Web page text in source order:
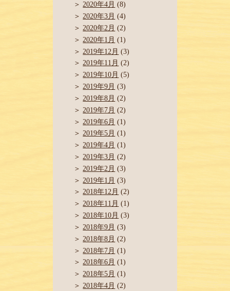
2020年4月 (8)
2020年3月 (4)
2020年2月 (2)
2020年1月 (1)
2019年12月 (3)
2019年11月 (2)
2019年10月 (5)
2019年9月 (3)
2019年8月 (2)
2019年7月 (2)
2019年6月 (1)
2019年5月 (1)
2019年4月 (1)
2019年3月 (2)
2019年2月 (3)
2019年1月 (3)
2018年12月 (2)
2018年11月 (1)
2018年10月 (3)
2018年9月 (3)
2018年8月 (2)
2018年7月 (1)
2018年6月 (1)
2018年5月 (1)
2018年4月 (2)